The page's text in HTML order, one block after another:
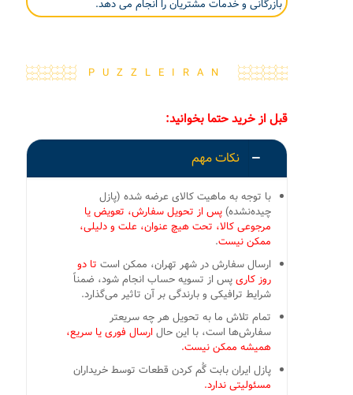
بازرگانی و خدمات مشتریان را انجام می دهد.
PUZZLEIRAN
قبل از خرید حتما بخوانید:
نکات مهم
با توجه به ماهیت کالای عرضه شده (پازل
چیده‌نشده) پس از تحویل سفارش، تعویض یا
مرجوعی کالا، تحت هیچ عنوان، علت و دلیلی،
ممکن نیست.
ارسال سفارش در شهر تهران، ممکن است تا دو
روز کاریپس از تسویه حساب انجام شود، ضمناً
شرایط ترافیکی و بارندگی بر آن تاثیر می‌گذارد.
تمام تلاش ما به تحویل هر چه سریعتر
سفارش‌ها است، با این حالارسال فوری یا سریع،
همیشه ممکن نیست.
پازل ایران بابت گُم کردن قطعات توسط خریداران
مسئولیتی ندارد.